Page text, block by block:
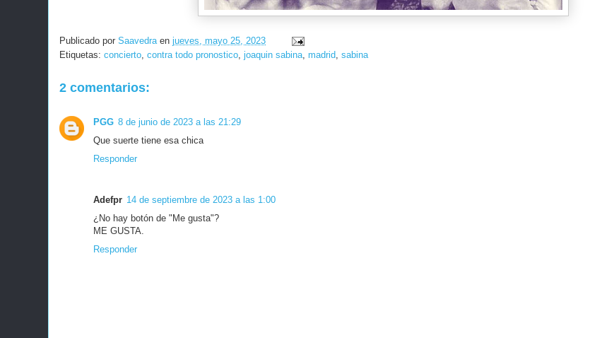
Publicado por Saavedra en jueves, mayo 25, 2023
Etiquetas: concierto contra todo pronostico joaquin sabina madrid sabina
2 comentarios:
PGG 8 de junio de 2023 a las 21:29
Que suerte tiene esa chica
Responder
Adefpr 14 de septiembre de 2023 a las 1:00
¿No hay botón de "Me gusta"?
ME GUSTA.
Responder